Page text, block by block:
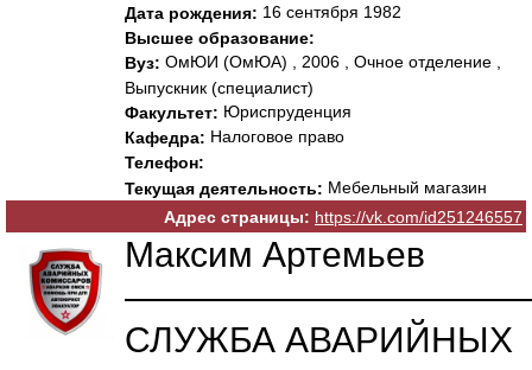
Дата рождения: 16 сентября 1982
Высшее образование:
Вуз: ОмЮИ (ОмЮА) , 2006 , Очное отделение ,
Выпускник (специалист)
Факультет: Юриспруденция
Кафедра: Налоговое право
Телефон:
Текущая деятельность: Мебельный магазин
Адрес страницы: https://vk.com/id251246557
Максим Αртемьев
СЛУЖБА АВАРИЙНЫХ